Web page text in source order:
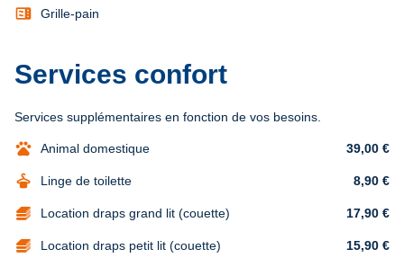
microwave Grille-pain
Services confort
Services supplémentaires en fonction de vos besoins.
pets Animal domestique 39,00 €
dry_cleaning Linge de toilette 8,90 €
Location draps grand lit (couette) 17,90 €
Location draps petit lit (couette) 15,90 €